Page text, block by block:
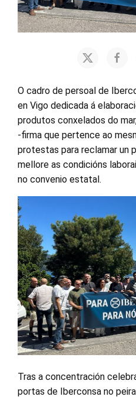
O cadro de persoal de
en Vigo dedicada á
produtos conxelados do
-firma que pertence ao
protestas para reclamar un
mellore as condicións
no convenio estatal.
Tras a concentración
portas de Iberconsa no